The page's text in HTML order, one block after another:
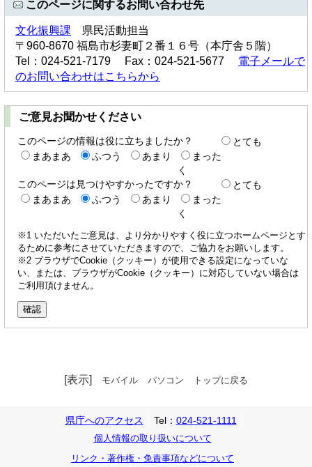
このページに関するお問い合わせ先
文化振興課 県民活動担当
〒960-8670 福島市杉妻町２番１６号（本庁舎５階）
Tel：024-521-7179 Fax：024-521-5677 電子メールで
のお問い合わせはこちらから
ご意見お聞かせください
このページの情報は役に立ちましたか？
とても
まあまあ
ふつう あまり
まった
く
このページは見つけやすかったですか？
とても
まあまあ
ふつう あまり
まった
く
※1 いただいたご意見は、より分かりやすく役に立つホームページとす
るために参考にさせていただきますので、ご協力をお願いします。
※2 ブラウザでCookie（クッキー）が使用できる設定になっていな
い、または、ブラウザがCookie（クッキー）に対応していない場合は
ご利用頂けません。
[表示] モバイル パソコン トップに戻る
県庁へのアクセス Tel： 024-521-1111
個人情報の取り扱いについて
リンク・著作権・免責事項などについて